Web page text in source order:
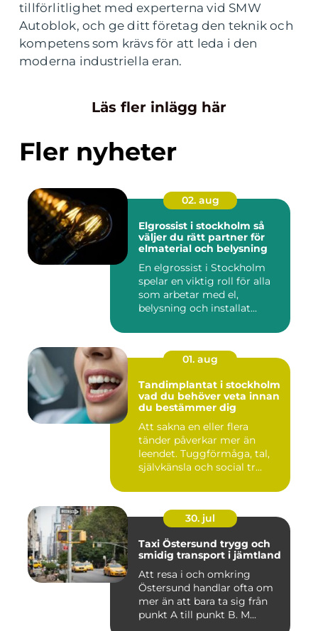
tillförlitlighet med experterna vid SMW
Autoblok, och ge ditt företag den teknik och
kompetens som krävs för att leda i den
moderna industriella eran.
Läs fler inlägg här
Fler nyheter
02. aug
Elgrossist i stockholm så
väljer du rätt partner för
elmaterial och belysning
En elgrossist i Stockholm
spelar en viktig roll för alla
som arbetar med el,
belysning och installat...
01. aug
Tandimplantat i stockholm
vad du behöver veta innan
du bestämmer dig
Att sakna en eller flera
tänder påverkar mer än
leendet. Tuggförmåga, tal,
självkänsla och social tr...
30. jul
Taxi Östersund trygg och
smidig transport i jämtland
Att resa i och omkring
Östersund handlar ofta om
mer än att bara ta sig från
punkt A till punkt B. M...